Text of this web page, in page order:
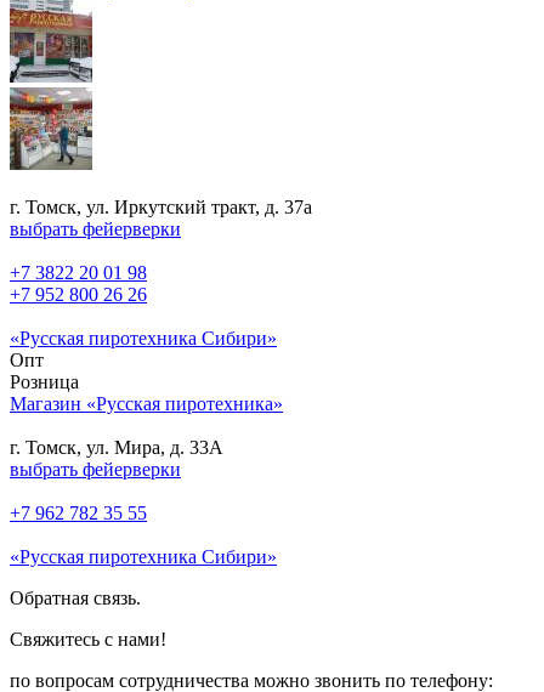
г. Томск, ул. Иркутский тракт, д. 37а
выбрать фейерверки
+7 3822 20 01 98
+7 952 800 26 26
«Русская пиротехника Сибири»
Опт
Розница
Магазин «Русская пиротехника»
г. Томск, ул. Мира, д. 33А
выбрать фейерверки
+7 962 782 35 55
«Русская пиротехника Сибири»
Обратная связь.
Свяжитесь с нами!
по вопросам сотрудничества можно звонить по телефону: